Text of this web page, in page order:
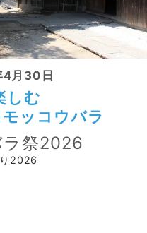
月30日
しむ
ッコウバラ
祭2026
2026